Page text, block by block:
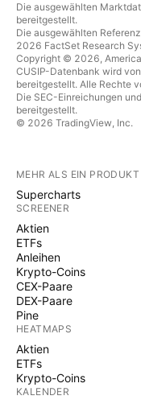
Die ausgewählten
bereitgestellt.
Die ausgewählten
2026 FactSet Research
Copyright © 2026,
CUSIP-Datenbank wird
bereitgestellt. Alle Rechte
Die SEC-Einreichungen
bereitgestellt.
© 2026 TradingView, Inc.
MEHR ALS EIN PRODUKT
Supercharts
SCREENER
Aktien
ETFs
Anleihen
Krypto-Coins
CEX-Paare
DEX-Paare
Pine
HEATMAPS
Aktien
ETFs
Krypto-Coins
KALENDER